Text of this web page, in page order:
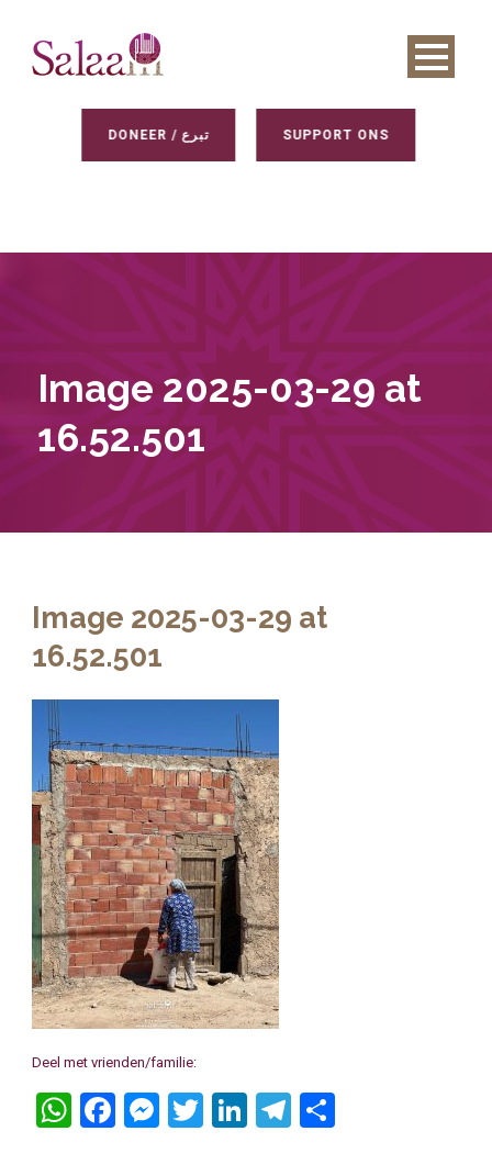
DONEER / تبرع SUPPORT ONS
Image 2025-03-29 at
16.52.501
Image 2025-03-29 at
16.52.501
Deel met vrienden/familie:
WhatsApp
Facebook
Messenger
Twitter
LinkedIn
Telegram